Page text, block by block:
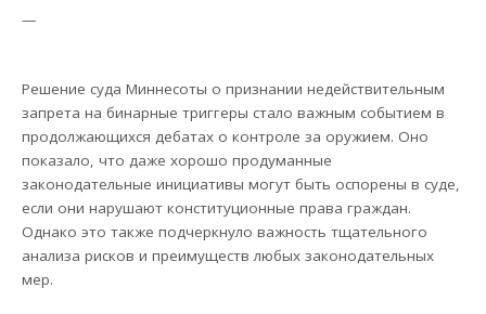
—
Решение суда Миннесоты о признании недействительным
запрета на бинарные триггеры стало важным событием в
продолжающихся дебатах о контроле за оружием. Оно
показало, что даже хорошо продуманные
законодательные инициативы могут быть оспорены в суде,
если они нарушают конституционные права граждан.
Однако это также подчеркнуло важность тщательного
анализа рисков и преимуществ любых законодательных
мер.